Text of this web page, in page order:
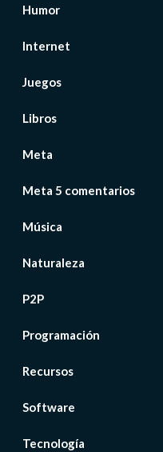
Humor
Internet
Juegos
Libros
Meta
Meta 5 comentarios
Música
Naturaleza
P2P
Programación
Recursos
Software
Tecnología